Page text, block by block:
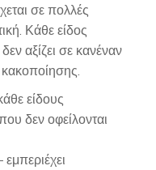
σε πολλές
Κάθε είδος
αξίζει σε κανέναν
είδους
δεν οφείλονται
εμπεριέχει